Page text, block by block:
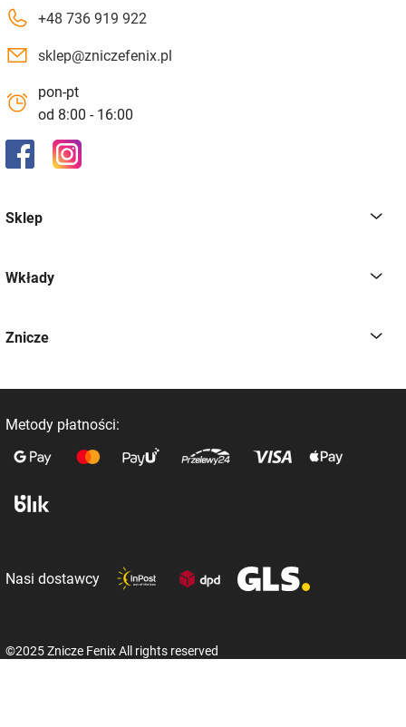
+48 736 919 922
sklep@zniczefenix.pl
pon-pt
od 8:00 - 16:00
Sklep
Wkłady
Znicze
Metody płatności:
Nasi dostawcy
©2025 Znicze Fenix All rights reserved